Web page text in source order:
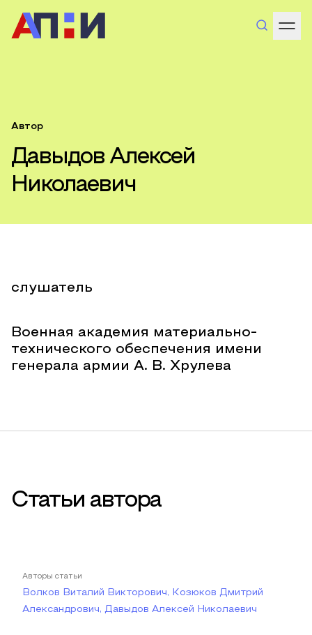
Автор
Давыдов Алексей
Николаевич
слушатель
Военная академия материально-
технического обеспечения имени
генерала армии А. В. Хрулева
Статьи автора
Авторы статьи
Волков Виталий Викторович, Козюков Дмитрий
Александрович, Давыдов Алексей Николаевич